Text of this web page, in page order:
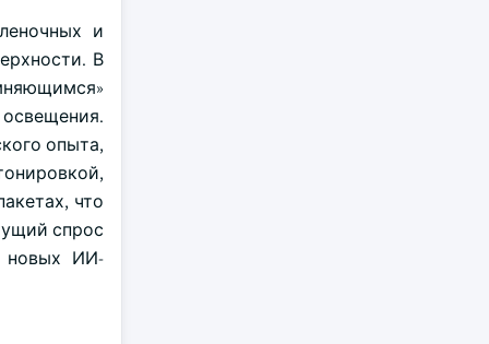
и
В
опыта,
что
спрос
новых ИИ-